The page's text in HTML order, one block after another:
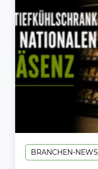
BRANCHEN-NEWS